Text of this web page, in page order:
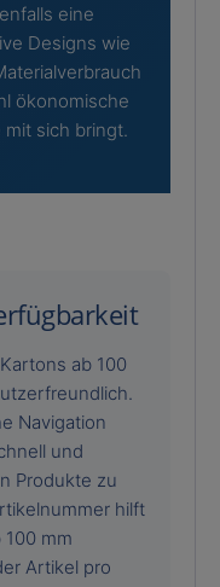
eine
Designs wie
ökonomische
sich bringt.
ab 100
Navigation
und
Produkte zu
hilft
mm
Artikel pro